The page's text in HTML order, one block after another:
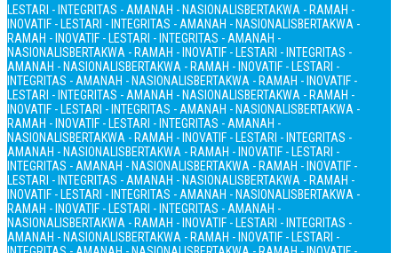
LESTARI - INTEGRITAS - AMANAH - NASIONALISBERTAKWA - RAMAH -
INOVATIF - LESTARI - INTEGRITAS - AMANAH - NASIONALISBERTAKWA -
RAMAH - INOVATIF - LESTARI - INTEGRITAS - AMANAH -
NASIONALISBERTAKWA - RAMAH - INOVATIF - LESTARI - INTEGRITAS -
AMANAH - NASIONALISBERTAKWA - RAMAH - INOVATIF - LESTARI -
INTEGRITAS - AMANAH - NASIONALISBERTAKWA - RAMAH - INOVATIF -
LESTARI - INTEGRITAS - AMANAH - NASIONALISBERTAKWA - RAMAH -
INOVATIF - LESTARI - INTEGRITAS - AMANAH - NASIONALISBERTAKWA -
RAMAH - INOVATIF - LESTARI - INTEGRITAS - AMANAH -
NASIONALISBERTAKWA - RAMAH - INOVATIF - LESTARI - INTEGRITAS -
AMANAH - NASIONALISBERTAKWA - RAMAH - INOVATIF - LESTARI -
INTEGRITAS - AMANAH - NASIONALISBERTAKWA - RAMAH - INOVATIF -
LESTARI - INTEGRITAS - AMANAH - NASIONALISBERTAKWA - RAMAH -
INOVATIF - LESTARI - INTEGRITAS - AMANAH - NASIONALISBERTAKWA -
RAMAH - INOVATIF - LESTARI - INTEGRITAS - AMANAH -
NASIONALISBERTAKWA - RAMAH - INOVATIF - LESTARI - INTEGRITAS -
AMANAH - NASIONALISBERTAKWA - RAMAH - INOVATIF - LESTARI -